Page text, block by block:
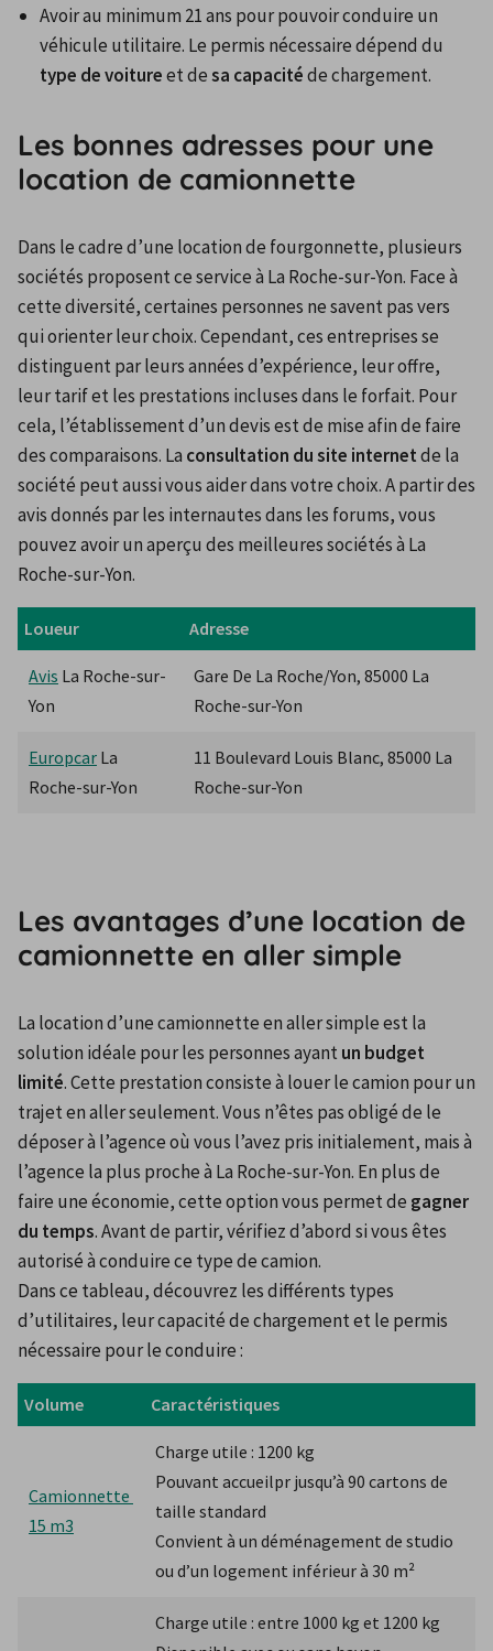
Avoir au minimum 21 ans pour pouvoir conduire un
type de voiture et de sa capacité de chargement.
Les bonnes adresses pour une
location de camionnette
Dans le cadre d’une location de fourgonnette, plusieurs
sociétés proposent ce service à La Roche-sur-Yon. Face à
cette diversité, certaines personnes ne savent pas vers
qui orienter leur choix. Cependant, ces entreprises se
distinguent par leurs années d’expérience, leur offre,
leur tarif et les prestations incluses dans le forfait. Pour
cela, l’établissement d’un devis est de mise afin de faire
des comparaisons. La consultation du site internet de la
société peut aussi vous aider dans votre choix. A partir des
avis donnés par les internautes dans les forums, vous
pouvez avoir un aperçu des meilleures sociétés à La
Roche-sur-Yon.
Loueur Adresse
Avis La Roche-sur-
Yon
Gare De La Roche/Yon, 85000 La
Roche-sur-Yon
Europcar La
Roche-sur-Yon
11 Boulevard Louis Blanc, 85000 La
Roche-sur-Yon
Les avantages d’une location de
camionnette en aller simple
La location d’une camionnette en aller simple est la
solution idéale pour les personnes ayant un budget
limité. Cette prestation consiste à louer le camion pour un
trajet en aller seulement. Vous n’êtes pas obligé de le
déposer à l’agence où vous l’avez pris initialement, mais à
l’agence la plus proche à La Roche-sur-Yon. En plus de
faire une économie, cette option vous permet de gagner
du temps. Avant de partir, vérifiez d’abord si vous êtes
autorisé à conduire ce type de camion.
Dans ce tableau, découvrez les différents types
d’utilitaires, leur capacité de chargement et le permis
nécessaire pour le conduire :
Volume Caractéristiques
Camionnette
15 m3
Charge utile : 1200 kg
Pouvant accueilpr jusqu’à 90 cartons de
taille standard
Convient à un déménagement de studio
ou d’un logement inférieur à 30 m²
Charge utile : entre 1000 kg et 1200 kg